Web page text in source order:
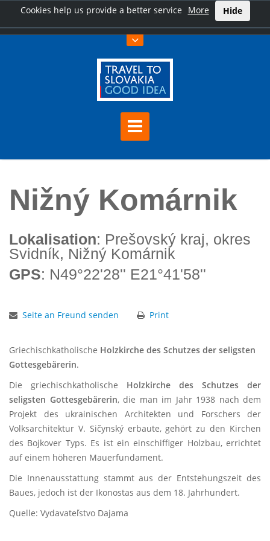
Cookies help us provide a better service More Hide
Nižný Komárnik
Nižný Komárnik
Lokalisation: Prešovský kraj, okres
Svidník, Nižný Komárnik
GPS: N49°22'28'' E21°41'58''
Seite an Freund senden Print
Griechischkatholische Holzkirche des Schutzes der seligsten
Gottesgebärerin.
Die griechischkatholische Holzkirche des Schutzes der
seligsten Gottesgebärerin, die man im Jahr 1938 nach dem
Projekt des ukrainischen Architekten und Forschers der
Volksarchitektur V. Sičynský erbaute, gehört zu den Kirchen
des Bojkover Typs. Es ist ein einschiffiger Holzbau, errichtet
auf einem höheren Mauerfundament.
Die Innenausstattung stammt aus der Entstehungszeit des
Baues, jedoch ist der Ikonostas aus dem 18. Jahrhundert.
Quelle: Vydavateľstvo Dajama